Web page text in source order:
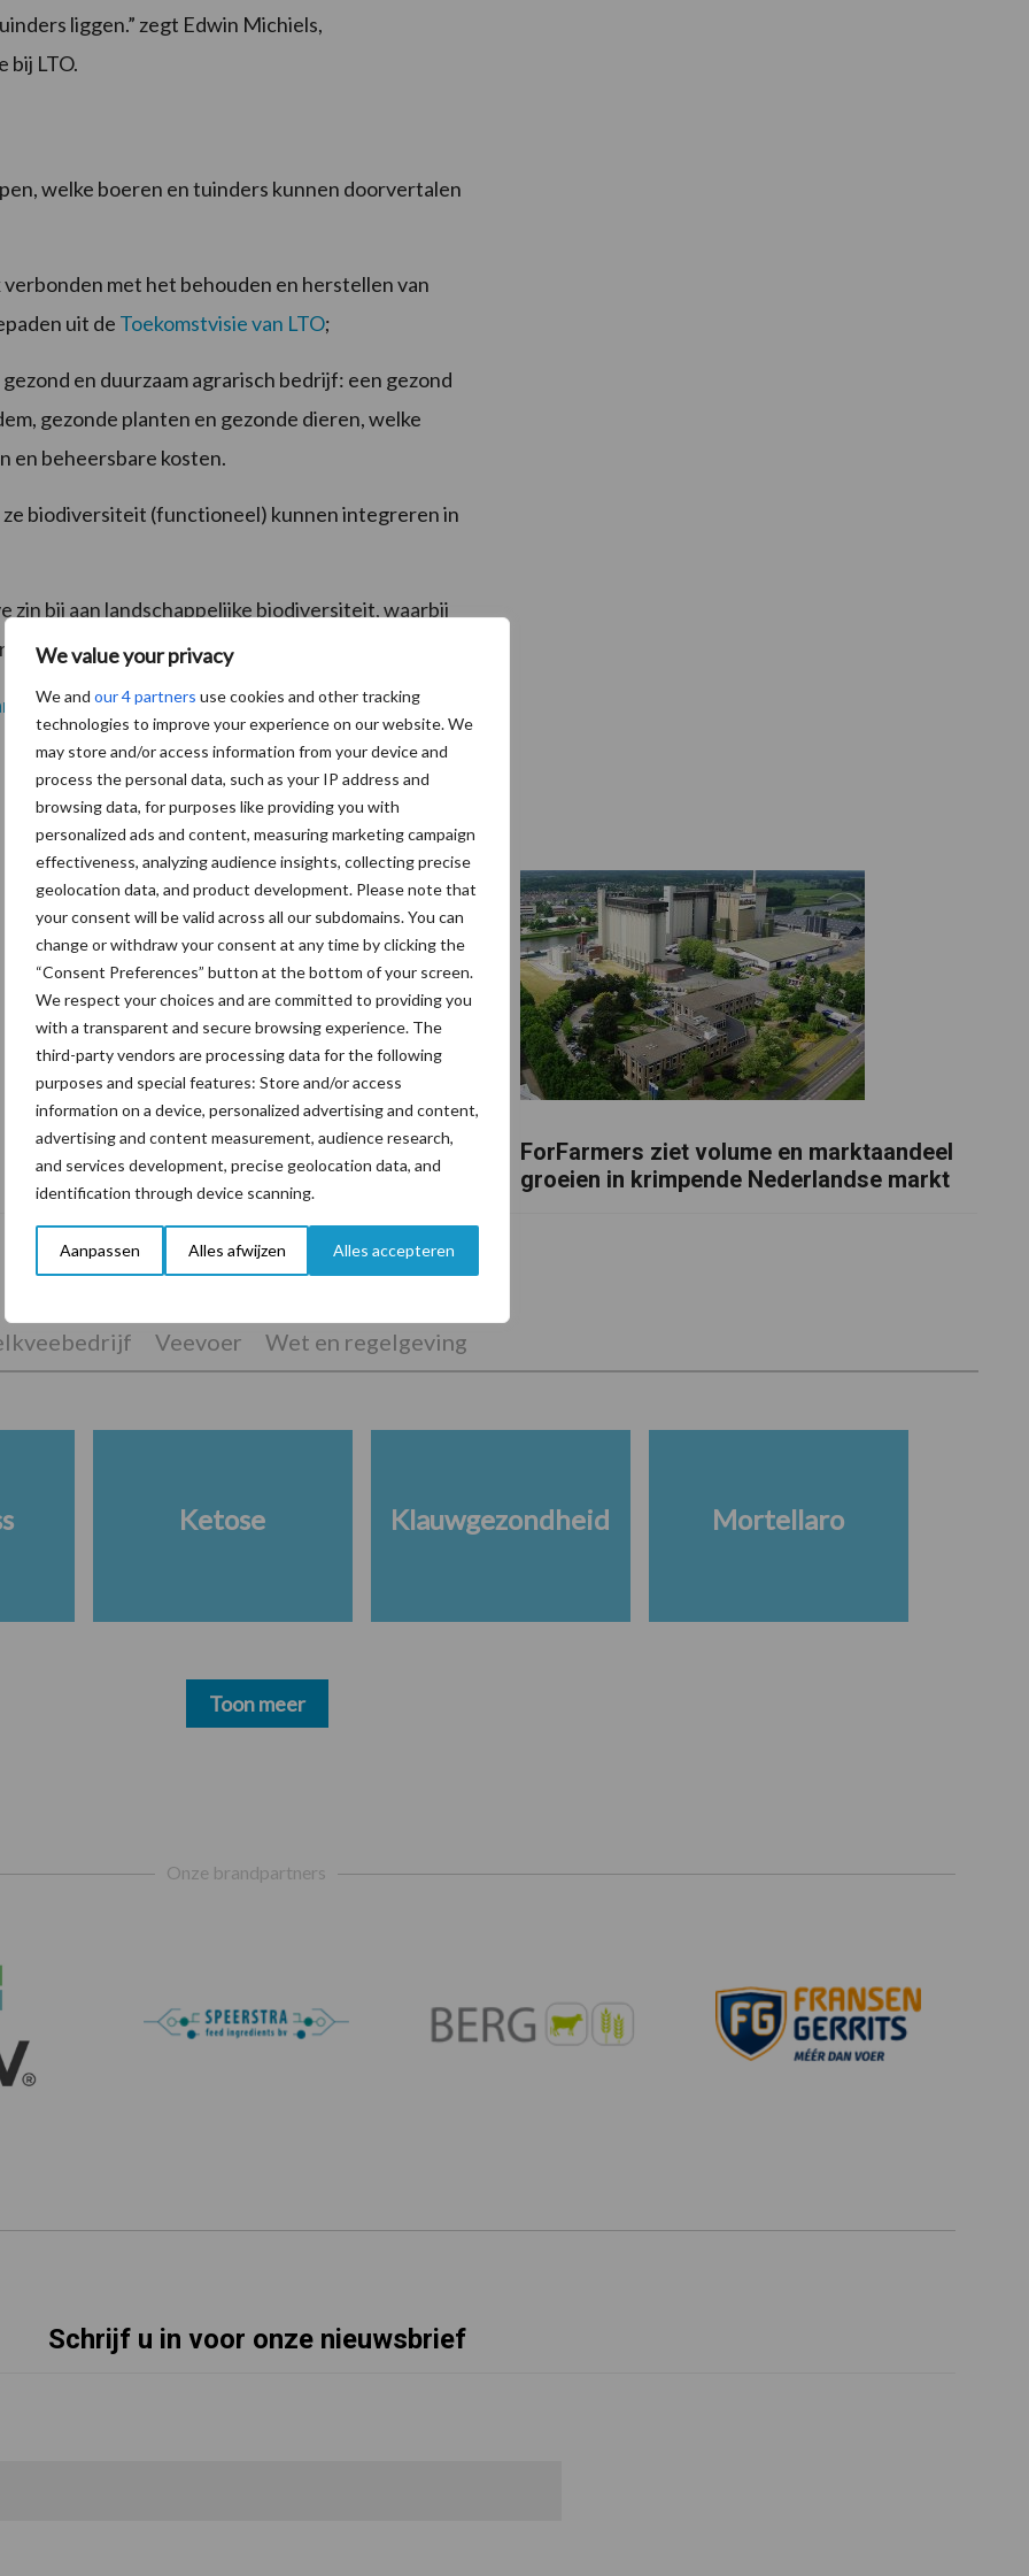
We value your privacy
We and our 4 partners use cookies and other tracking
technologies to improve your experience on our website. We
may store and/or access information from your device and
process the personal data, such as your IP address and
browsing data, for purposes like providing you with
personalized ads and content, measuring marketing campaign
effectiveness, analyzing audience insights, collecting precise
geolocation data, and product development. Please note that
your consent will be valid across all our subdomains. You can
change or withdraw your consent at any time by clicking the
“Consent Preferences” button at the bottom of your screen.
We respect your choices and are committed to providing you
with a transparent and secure browsing experience. The
third-party vendors are processing data for the following
purposes and special features: Store and/or access
information on a device, personalized advertising and content,
advertising and content measurement, audience research,
and services development, precise geolocation data, and
identification through device scanning.
Aanpassen Alles afwijzen Alles accepteren
liggen.” zegt Edwin Michiels,
bij LTO.
welke boeren en tuinders kunnen doorvertalen
met het behouden en herstellen van
uit de Toekomstvisie van LTO;
en duurzaam agrarisch bedrijf: een gezond
gezonde planten en gezonde dieren, welke
en beheersbare kosten.
biodiversiteit (functioneel) kunnen integreren in
zin bij aan landschappelijke biodiversiteit, waarbij
waarden.
LTO.
De speenhuid: een vaak onderschatte
risicofactor voor mastitis
ForFarmers ziet volume en marktaandeel
groeien in krimpende Nederlandse markt
Veevoer Wet en regelgeving
Ketose Klauwgezondheid Mortellaro
Toon meer
Onze brandpartners
Schrijf u in voor onze nieuwsbrief